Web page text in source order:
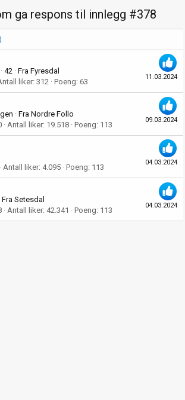
ga respons til innlegg #378
11.03.2024
· 42 · Fra Fyresdal
liker 312 Poeng 63
09.03.2024
· Fra Nordre Follo
Antall liker 19.518 Poeng 113
04.03.2024
Antall liker 4.095 Poeng 113
04.03.2024
Fra Setesdal
Antall liker 42.341 Poeng 113